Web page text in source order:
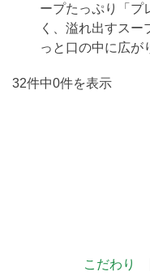
ープたっぷり「プ
く、溢れ出すスー
っと口の中に広
32件中0件を表示
こだわり